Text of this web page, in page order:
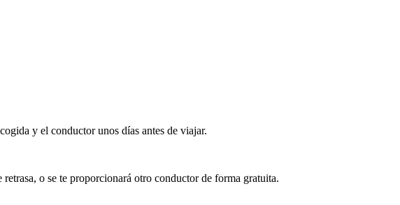
y el conductor unos días antes de viajar.
o se te proporcionará otro conductor de forma gratuita.